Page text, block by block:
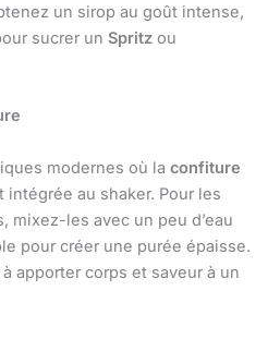
un sirop au goût intense,
sucrer un Spritz ou
modernes où la confiture
au shaker. Pour les
mixez-les avec un peu d’eau
pour créer une purée épaisse.
apporter corps et saveur à un